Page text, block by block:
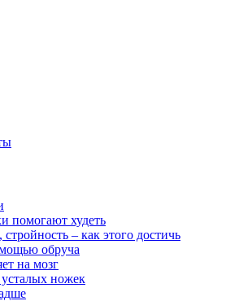
помогают худеть
стройность – как этого достичь
обруча
на мозг
ножек